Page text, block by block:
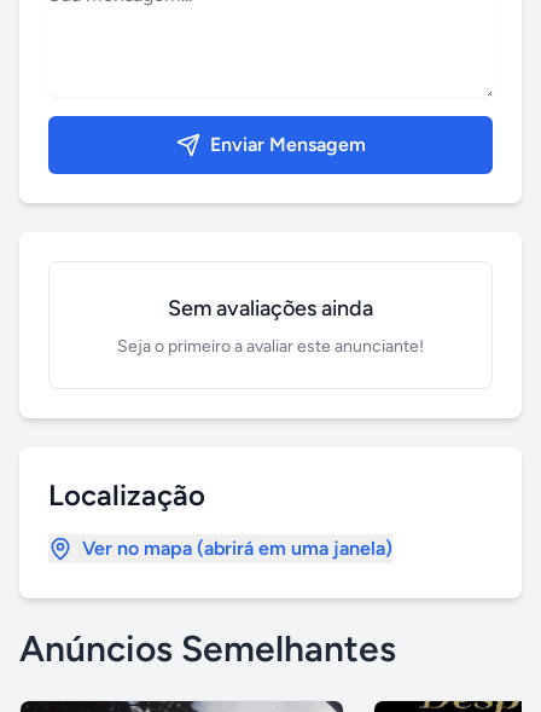
Enviar Mensagem
Sem avaliações ainda
Seja o primeiro a avaliar este anunciante!
Localização
Ver no mapa (abrirá em uma janela)
Anúncios Semelhantes